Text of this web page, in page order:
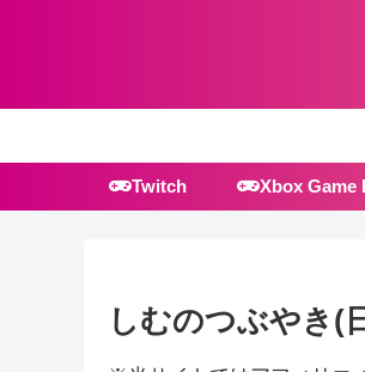
Twitch Xbox Game
しむのつぶやき(